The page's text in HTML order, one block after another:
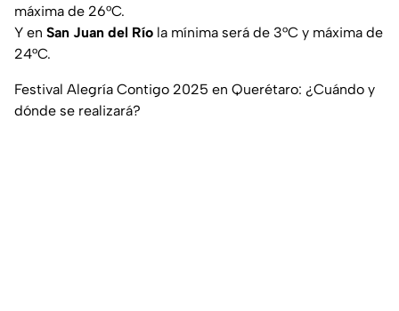
máxima de 26°C.
Y en San Juan del Río la mínima será de 3°C y máxima de
24°C.
Festival Alegría Contigo 2025 en Querétaro: ¿Cuándo y
dónde se realizará?